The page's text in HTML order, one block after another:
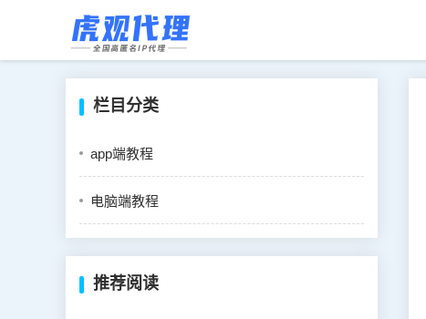
栏目分类
app端教程
电脑端教程
推荐阅读